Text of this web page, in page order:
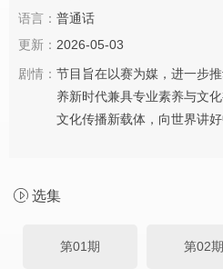
语言： 普通话
更新： 2026-05-03
剧情： 节目旨在以赛为媒，进一步
养新时代兼具专业素养与文
文化传播新载体，向世界讲好
选集
第01期 第02期